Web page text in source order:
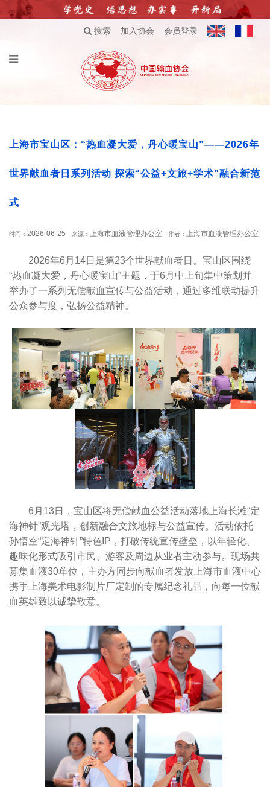
搜索 加入协会 会员登录
上海市宝山区：“热血凝大爱，丹心暖宝山”——2026年
世界献血者日系列活动 探索“公益+文旅+学术”融合新范
式
时间： 2026-06-25 来源： 上海市血液管理办公室 作者： 上海市血液管理办公室
2026年6月14日是第23个世界献血者日。宝山区围绕
“热血凝大爱，丹心暖宝山”主题，于6月中上旬集中策划并
举办了一系列无偿献血宣传与公益活动，通过多维联动提升
公众参与度，弘扬公益精神。
6月13日，宝山区将无偿献血公益活动落地上海长滩“定
海神针”观光塔，创新融合文旅地标与公益宣传。活动依托
孙悟空“定海神针”特色IP，打破传统宣传壁垒，以年轻化、
趣味化形式吸引市民、游客及周边从业者主动参与。现场共
募集血液30单位，主办方同步向献血者发放上海市血液中心
携手上海美术电影制片厂定制的专属纪念礼品，向每一位献
血英雄致以诚挚敬意。